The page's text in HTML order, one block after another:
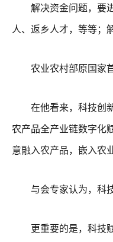
解决资金问题，要进
人、返乡人才，等等；
农业农村部原国家首
在他看来，科技创新
农产品全产业链数字化
意融入农产品，嵌入农
与会专家认为，科技
更重要的是，科技赋